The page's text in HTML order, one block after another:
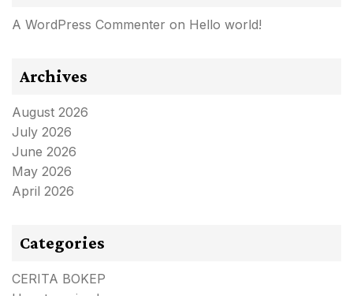
A WordPress Commenter on Hello world!
Archives
August 2026
July 2026
June 2026
May 2026
April 2026
Categories
CERITA BOKEP